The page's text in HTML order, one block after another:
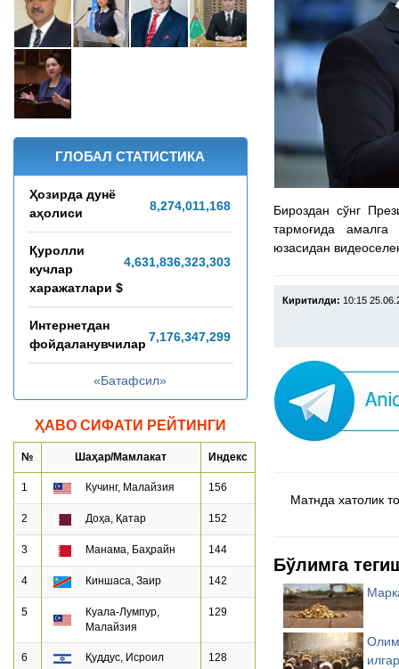
ГЛОБАЛ СТАТИСТИКА
8,274,011,173
Ҳозирда дунё
аҳолиси
4,631,836,433,417
Қуролли
кучлар
харажатлари $
7,176,347,328
Интернетдан
фойдаланувчилар
«Батафсил»
ҲАВО СИФАТИ РЕЙТИНГИ
№ Шаҳар/Мамлакат Индекс
1 Кучинг, Малайзия 156
2 Доҳа, Қатар 152
3 Манама, Баҳрайн 144
4 Киншаса, Заир 142
5
Куала-Лумпур,
Малайзия
129
6 Қуддус, Исроил 128
Бироздан сўнг
тармоғида амалга
юзасидан
Киритилди: 10:15
Матнда хатолик
Бўлимга